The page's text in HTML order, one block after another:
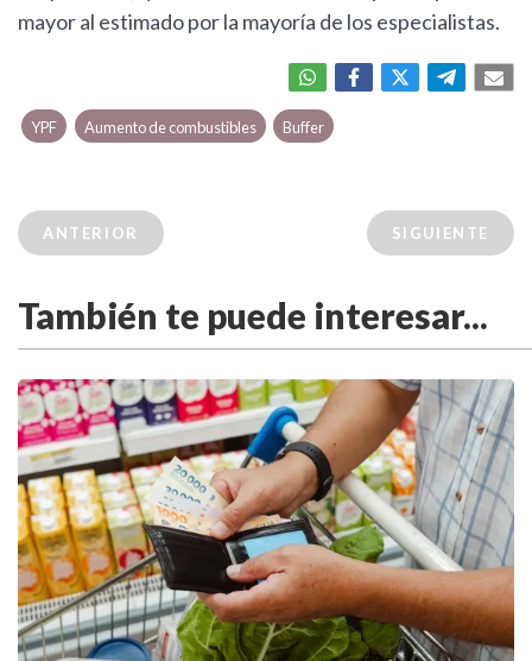
mayor al estimado por la mayoría de los especialistas.
YPF Aumento de combustibles Buffer
ANTERIOR SIGUIENTE
También te puede interesar...